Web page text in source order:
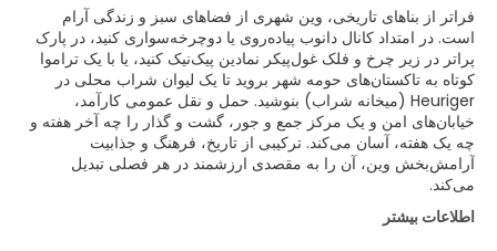
فراتر از بناهای تاریخی، وین شهری از فضاهای سبز و زندگی آرام
است. در امتداد کانال دانوب پیاده‌روی یا دوچرخه‌سواری کنید، در پارک
پراتر در زیر چرخ و فلک غول‌پیکر نمادین پیک‌نیک کنید، یا با یک تراموا
کوتاه به تاکستان‌های حومه شهر بروید تا یک لیوان شراب محلی در
Heuriger (میخانه شراب) بنوشید. حمل و نقل عمومی کارآمد،
خیابان‌های امن و یک مرکز جمع و جور، گشت و گذار را چه آخر هفته و
چه یک هفته، آسان می‌کند. ترکیبی از تاریخ، فرهنگ و جذابیت
آرامش‌بخش وین، آن را به مقصدی ارزشمند در هر فصلی تبدیل
می‌کند.
اطلاعات بیشتر